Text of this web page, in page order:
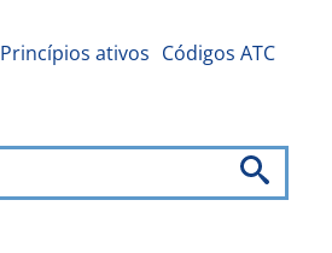
Princípios ativos Códigos ATC